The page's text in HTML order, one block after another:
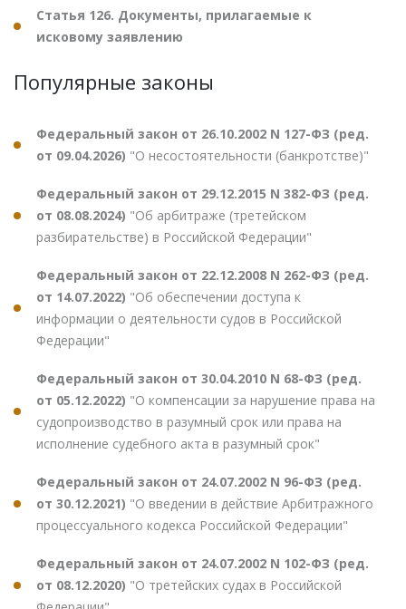
Статья 126. Документы, прилагаемые к
исковому заявлению
Популярные законы
Федеральный закон от 26.10.2002 N 127-ФЗ (ред.
от 09.04.2026) "О несостоятельности (банкротстве)"
Федеральный закон от 29.12.2015 N 382-ФЗ (ред.
от 08.08.2024) "Об арбитраже (третейском
разбирательстве) в Российской Федерации"
Федеральный закон от 22.12.2008 N 262-ФЗ (ред.
от 14.07.2022) "Об обеспечении доступа к
информации о деятельности судов в Российской
Федерации"
Федеральный закон от 30.04.2010 N 68-ФЗ (ред.
от 05.12.2022) "О компенсации за нарушение права на
судопроизводство в разумный срок или права на
исполнение судебного акта в разумный срок"
Федеральный закон от 24.07.2002 N 96-ФЗ (ред.
от 30.12.2021) "О введении в действие Арбитражного
процессуального кодекса Российской Федерации"
Федеральный закон от 24.07.2002 N 102-ФЗ (ред.
от 08.12.2020) "О третейских судах в Российской